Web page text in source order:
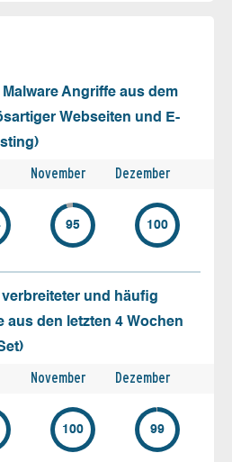
Angriffe aus dem
Webseiten und E-
November Dezember
95 100
und häufig
aus den letzten 4 Wochen
November Dezember
100 99